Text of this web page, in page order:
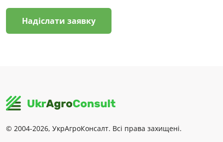
Надіслати заявку
© 2004-2026, УкрАгроКонсалт. Всі права захищені.